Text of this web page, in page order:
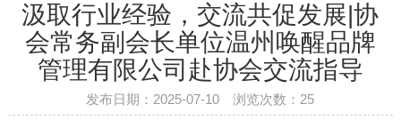
汲取行业经验，交流共促发展|协
会常务副会长单位温州唤醒品牌
管理有限公司赴协会交流指导
发布日期：2025-07-10 浏览次数： 25